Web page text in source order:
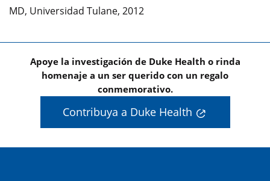
MD, Universidad Tulane, 2012
Apoye la investigación de Duke Health o rinda
homenaje a un ser querido con un regalo
conmemorativo.
Contribuya a Duke Health